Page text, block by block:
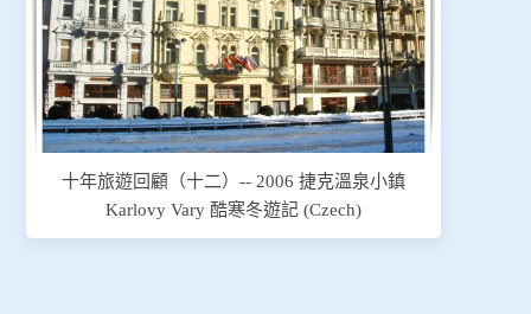
十年旅遊回顧（十二）-- 2006 捷克溫泉小鎮
Karlovy Vary 酷寒冬遊記 (Czech)